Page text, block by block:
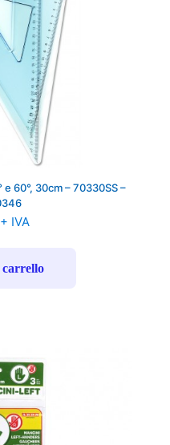
60°, 30cm – 70330SS –
+ IVA
carrello